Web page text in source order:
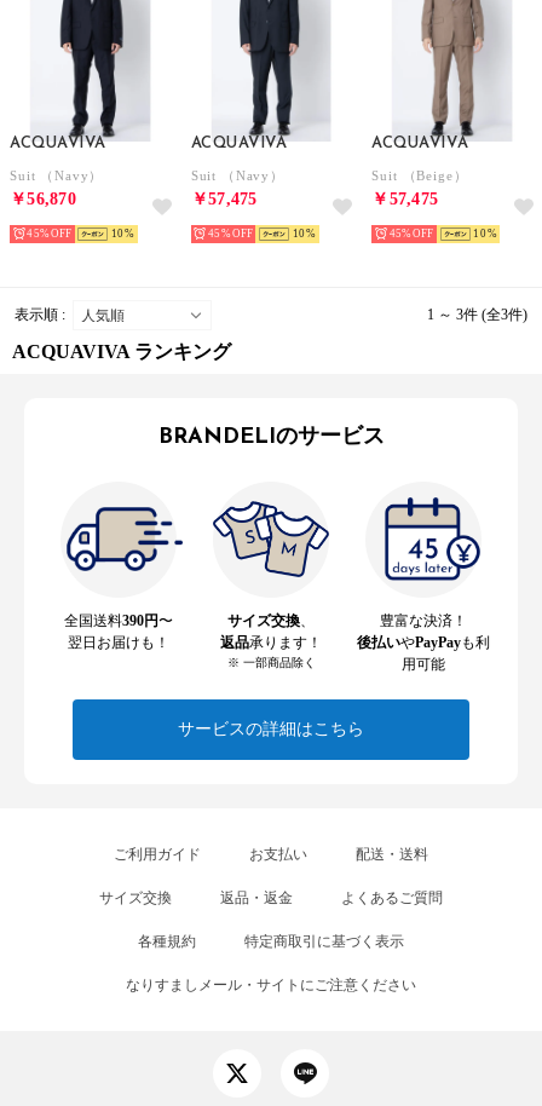
ACQUAVIVA
Suit （Navy）
￥56,870
45% 10
ACQUAVIVA
Suit （Navy）
￥57,475
45% 10
ACQUAVIVA
Suit （Beige）
￥57,475
45% 10
表示順 : 1 ～ 3件 (全3件)
ACQUAVIVA ランキング
BRANDELIのサービス
全国送料390円〜
翌日お届けも！
サイズ交換
返品承ります！
※ 一部商品除く
豊富な決済！
後払いやPayPayも利
用可能
サービスの詳細はこちら
ご利用ガイド お支払い 配送・送料
サイズ交換 返品・返金 よくあるご質問
各種規約 特定商取引に基づく表示
なりすましメール・サイトにご注意ください